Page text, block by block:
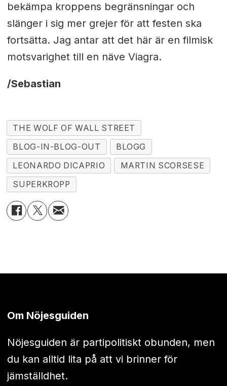
bekämpa kroppens begränsningar och
slänger i sig mer grejer för att festen ska
fortsätta. Jag antar att det här är en filmisk
motsvarighet till en näve Viagra.
/Sebastian
THE WOLF OF WALL STREET
BLOG-IN-BLOG-OUT
BLOGG
LEONARDO DICAPRIO
MARTIN SCORSESE
SUPERKROPP
Om Nöjesguiden
Nöjesguiden är partipolitiskt obunden, men
du kan alltid lita på att vi brinner för
jämställdhet.